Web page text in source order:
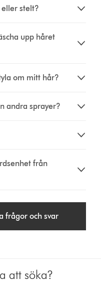
stelt?
upp håret
om mitt hår?
andra sprayer?
från
frågor och svar
att söka?